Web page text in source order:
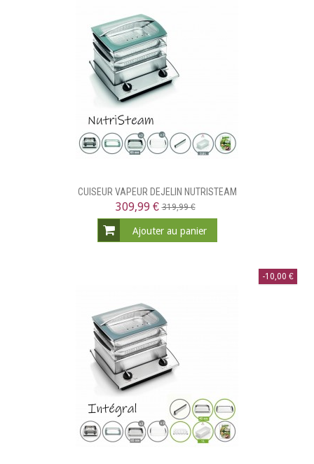
CUISEUR VAPEUR DEJELIN NUTRISTEAM
309,99 €319,99 €
Ajouter au panier
-10,00 €